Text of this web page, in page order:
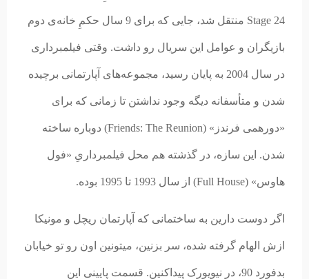
Stage 24 منتقل شد، جایی که برای 9 سال حکمِ خانه‌ی دوم
بازیگران و عوامل این سریال رو داشت. وقتی فیلمبرداری
در سال 2004 به پایان رسید، مجموعه‌های آپارتمانی برچیده
شدن و متأسفانه دیگه وجود نداشتن تا زمانی که برای
«دورهمی فرندز» (Friends: The Reunion) دوباره ساخته
شدن. این سازه، در گذشته هم محل فیلمبرداریِ «فول
هاوس» (Full House) از سال 1993 تا 1995 بوده.
اگر دوست دارین به ساختمانی که آپارتمان ریچل و مونیکا
ازش الهام گرفته شده، سر بزنین، میتونین اون رو تو خیابان
بدفورد 90، در نیویورک پیداکنین. قسمت پایینی این